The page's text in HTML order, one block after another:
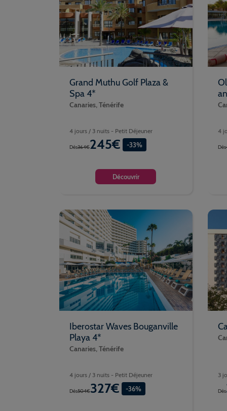
Grand Muthu Golf Plaza &
Spa 4*
Canaries, Ténérife
4 jours / 3 nuits - Petit Déjeuner
Dès364€245€ -33%
Découvrir
4
Dès
Iberostar Waves Bouganville
Playa 4*
Canaries, Ténérife
4 jours / 3 nuits - Petit Déjeuner
Dès504€327€ -36%
3
Dès